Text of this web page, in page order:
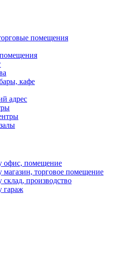
помещения
кафе
адрес
офис, помещение
торговое помещение
производство
гараж